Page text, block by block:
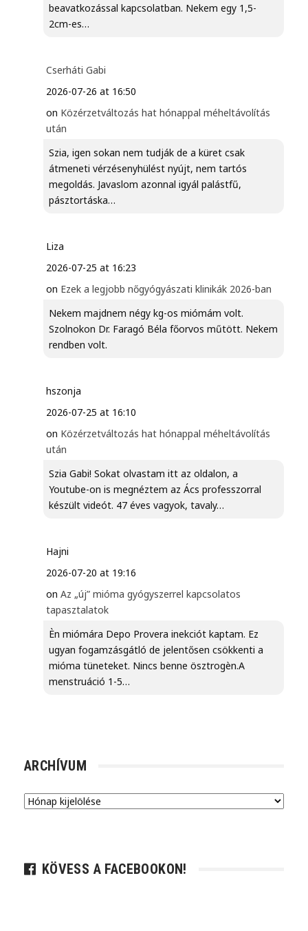
beavatkozással kapcsolatban. Nekem egy 1,5-
2cm-es…
Cserháti Gabi
2026-07-26 at 16:50
on Közérzetváltozás hat hónappal méheltávolítás
után
Szia, igen sokan nem tudják de a küret csak
átmeneti vérzésenyhülést nyújt, nem tartós
megoldás. Javaslom azonnal igyál palástfű,
pásztortáska…
Liza
2026-07-25 at 16:23
on Ezek a legjobb nőgyógyászati klinikák 2026-ban
Nekem majdnem négy kg-os miómám volt.
Szolnokon Dr. Faragó Béla főorvos műtött. Nekem
rendben volt.
hszonja
2026-07-25 at 16:10
on Közérzetváltozás hat hónappal méheltávolítás
után
Szia Gabi! Sokat olvastam itt az oldalon, a
Youtube-on is megnéztem az Ács professzorral
készült videót. 47 éves vagyok, tavaly…
Hajni
2026-07-20 at 19:16
on Az „új” mióma gyógyszerrel kapcsolatos
tapasztalatok
Èn miómára Depo Provera inekciót kaptam. Ez
ugyan fogamzásgátló de jelentősen csökkenti a
mióma tüneteket. Nincs benne ösztrogèn.A
menstruáció 1-5…
ARCHÍVUM
Archívum
KÖVESS A FACEBOOKON!